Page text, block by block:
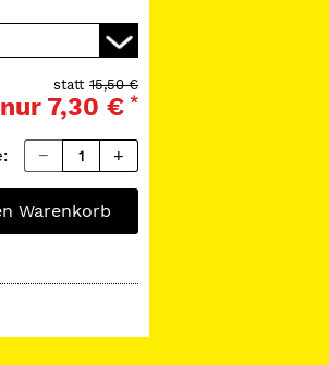
15,50 €
statt
nur 7,30 € *
Warenkorb